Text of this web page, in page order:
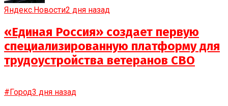
Яндекс.Новости2 дня назад
«Единая Россия» создает первую
специализированную платформу для
трудоустройства ветеранов СВО
#Город3 дня назад